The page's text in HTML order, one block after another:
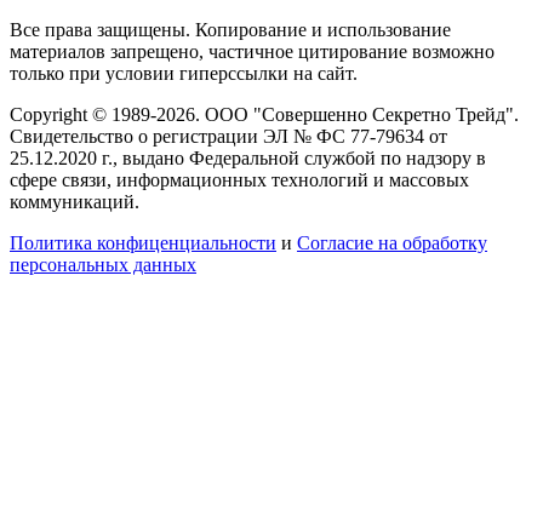
Все права защищены. Копирование и использование
материалов запрещено, частичное цитирование возможно
только при условии гиперссылки на сайт.
Copyright © 1989-2026. ООО "Совершенно Секретно Трейд".
Свидетельство о регистрации ЭЛ № ФС 77-79634 от
25.12.2020 г., выдано Федеральной службой по надзору в
сфере связи, информационных технологий и массовых
коммуникаций.
Политика конфиценциальности и Согласие на обработку
персональных данных